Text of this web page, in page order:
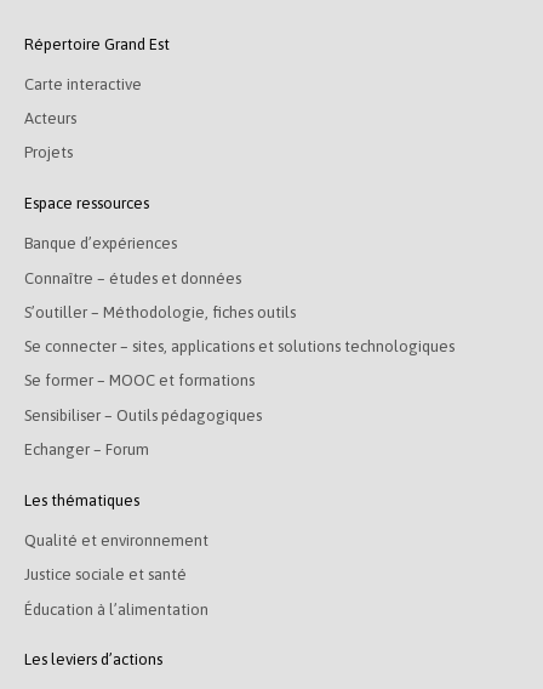
Répertoire Grand Est
Carte interactive
Acteurs
Projets
Espace ressources
Banque d’expériences
Connaître – études et données
S’outiller – Méthodologie, fiches outils
Se connecter – sites, applications et solutions technologiques
Se former – MOOC et formations
Sensibiliser – Outils pédagogiques
Echanger – Forum
Les thématiques
Qualité et environnement
Justice sociale et santé
Éducation à l’alimentation
Les leviers d’actions